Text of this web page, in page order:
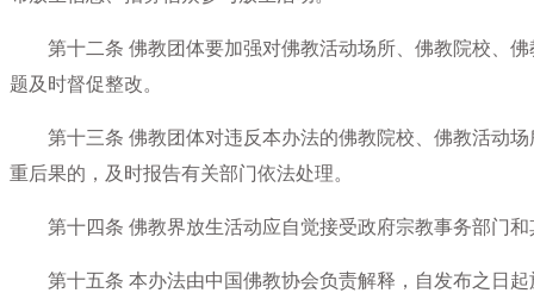
第十二条 佛教团体要加强对佛教活动场所、佛教院校、佛
题及时督促整改。
第十三条 佛教团体对违反本办法的佛教院校、佛教活动场
重后果的，及时报告有关部门依法处理。
第十四条 佛教界放生活动应自觉接受政府宗教事务部门和
第十五条 本办法由中国佛教协会负责解释，自发布之日起